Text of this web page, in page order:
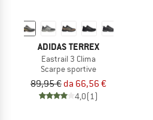
ADIDAS TERREX
Eastrail 3 Clima
Scarpe sportive
89,95 € da 66,56 €
4,0(1)